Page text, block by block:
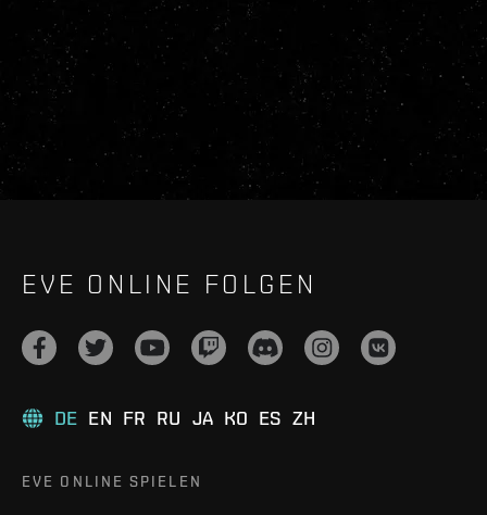
EVE ONLINE FOLGEN
DE EN FR RU JA KO ES ZH
EVE ONLINE SPIELEN